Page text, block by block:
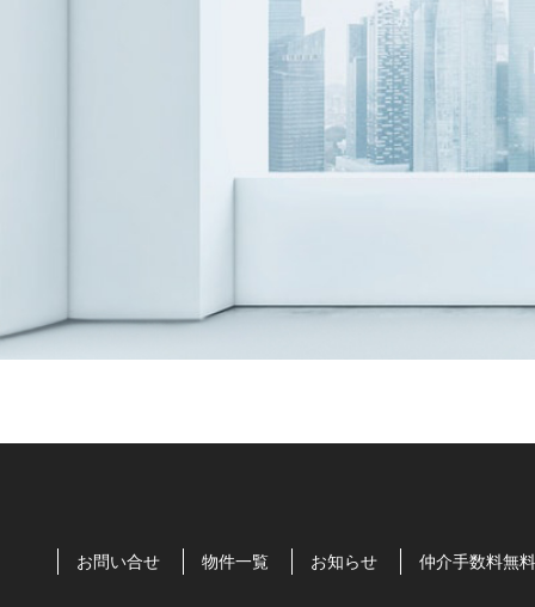
お問い合せ 物件一覧 お知らせ 仲介手数料無料